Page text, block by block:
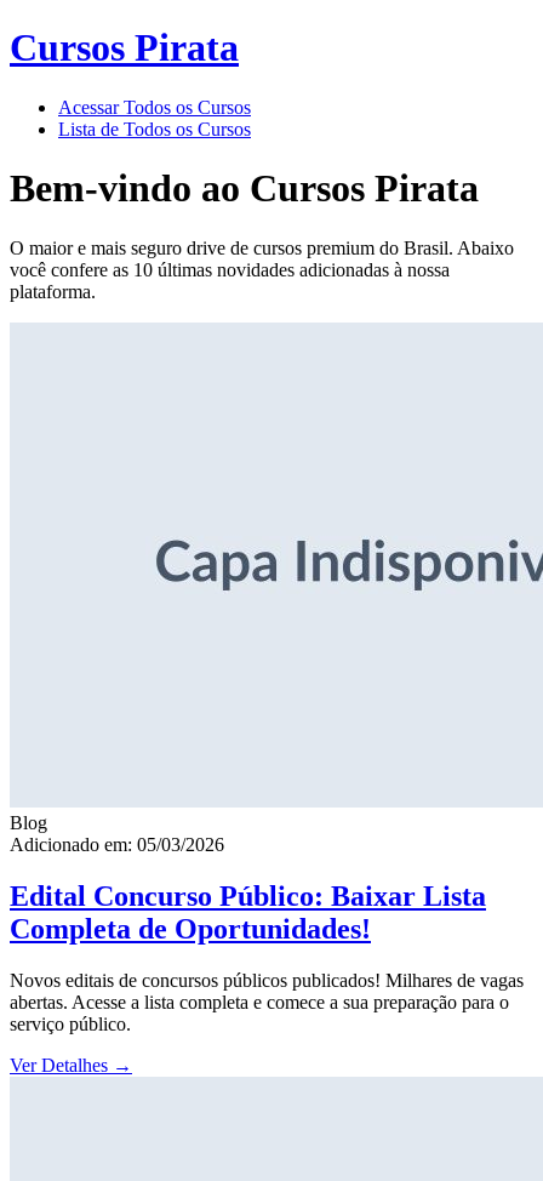
Cursos Pirata
Acessar Todos os Cursos
Lista de Todos os Cursos
Bem-vindo ao Cursos Pirata
O maior e mais seguro drive de cursos premium do Brasil. Abaixo
você confere as 10 últimas novidades adicionadas à nossa
plataforma.
Blog
Adicionado em: 05/03/2026
Edital Concurso Público: Baixar Lista
Completa de Oportunidades!
Novos editais de concursos públicos publicados! Milhares de vagas
abertas. Acesse a lista completa e comece a sua preparação para o
serviço público.
Ver Detalhes →